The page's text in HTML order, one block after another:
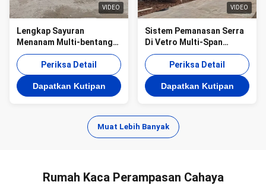
VIDEO
Lengkap Sayuran
Menanam Multi-bentang
Rumah Kaca Kaca
Fiberglass Rumah Kaca
Pertanian
Periksa Detail
Dapatkan Kutipan
VIDEO
Sistem Pemanasan Serra
Di Vetro Multi-Span
Greenhouse Venlo
Greenhouse Spare Parts
Venlo Glass Winter
Greenhouse
Periksa Detail
Dapatkan Kutipan
Muat Lebih Banyak
Rumah Kaca Perampasan Cahaya